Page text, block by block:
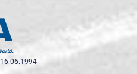
16.06.1994